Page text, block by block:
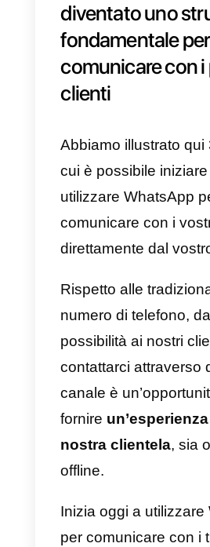
GetButton
GetButton offre
alternativo a
conversazione
canali di
Il
alla procedura
Callbell: una
installato il
web, il widget di
apparirà in